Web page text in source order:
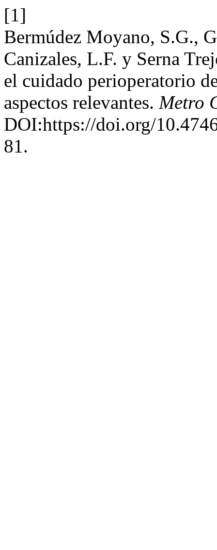
[1]
Bermúdez Moyano, S.G.,
Canizales, L.F. y Serna
el cuidado perioperatorio
aspectos relevantes. Metro
DOI:https://doi.org/
81.